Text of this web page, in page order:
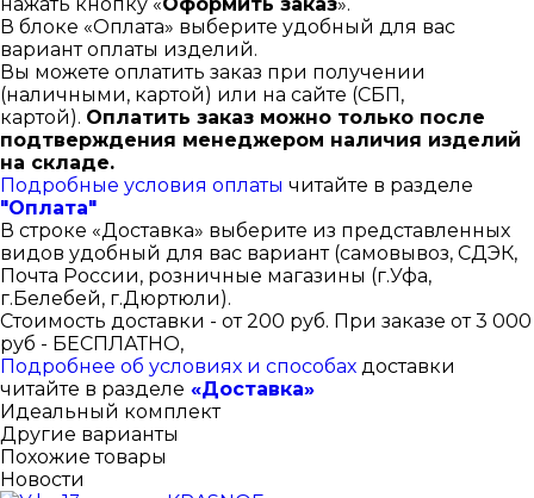
В блоке «Оплата» выберите удобный для вас
вариант оплаты изделий.
Вы можете оплатить заказ при получении
(наличными, картой) или на сайте (СБП,
картой). Оплатить заказ можно только после
подтверждения менеджером наличия изделий
на складе.
Подробные условия оплаты читайте в разделе
"Оплата"
В строке «Доставка» выберите из представленных
видов удобный для вас вариант (самовывоз, СДЭК,
Почта России, розничные магазины (г.Уфа,
г.Белебей, г.Дюртюли).
Стоимость доставки - от 200 руб. При заказе от 3 000
руб - БЕСПЛАТНО,
Подробнее об условиях и способах доставки
читайте в разделе «Доставка»
Идеальный комплект
Другие варианты
Похожие товары
Новости